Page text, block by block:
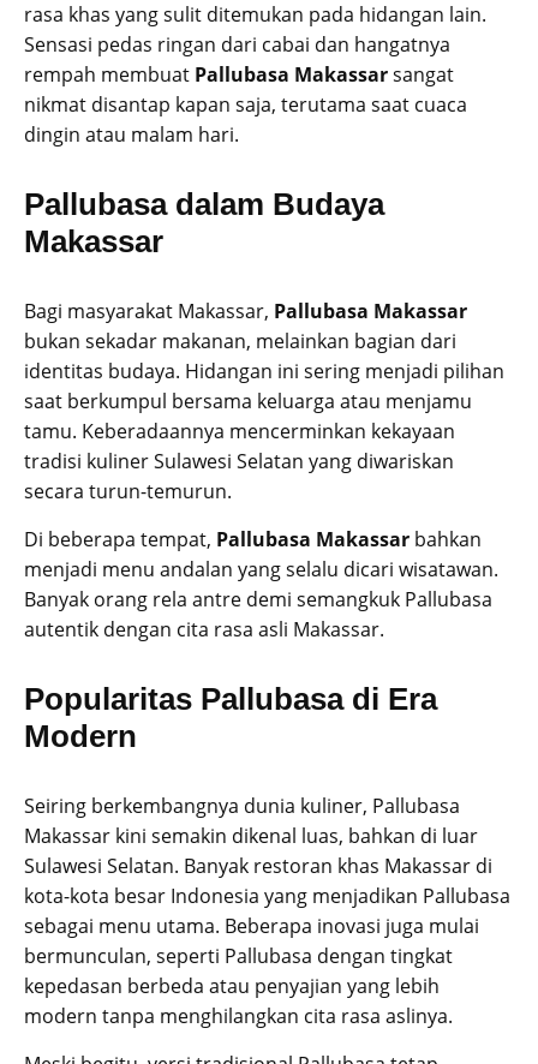
rasa khas yang sulit ditemukan pada hidangan lain.
Sensasi pedas ringan dari cabai dan hangatnya
rempah membuat Pallubasa Makassarsangat
nikmat disantap kapan saja, terutama saat cuaca
dingin atau malam hari.
Pallubasa dalam Budaya
Makassar
Bagi masyarakat Makassar, Pallubasa Makassar
bukan sekadar makanan, melainkan bagian dari
identitas budaya. Hidangan ini sering menjadi pilihan
saat berkumpul bersama keluarga atau menjamu
tamu. Keberadaannya mencerminkan kekayaan
tradisi kuliner Sulawesi Selatan yang diwariskan
secara turun-temurun.
Di beberapa tempat, Pallubasa Makassar bahkan
menjadi menu andalan yang selalu dicari wisatawan.
Banyak orang rela antre demi semangkuk Pallubasa
autentik dengan cita rasa asli Makassar.
Popularitas Pallubasa di Era
Modern
Seiring berkembangnya dunia kuliner, Pallubasa
Makassar kini semakin dikenal luas, bahkan di luar
Sulawesi Selatan. Banyak restoran khas Makassar di
kota-kota besar Indonesia yang menjadikan Pallubasa
sebagai menu utama. Beberapa inovasi juga mulai
bermunculan, seperti Pallubasa dengan tingkat
kepedasan berbeda atau penyajian yang lebih
modern tanpa menghilangkan cita rasa aslinya.